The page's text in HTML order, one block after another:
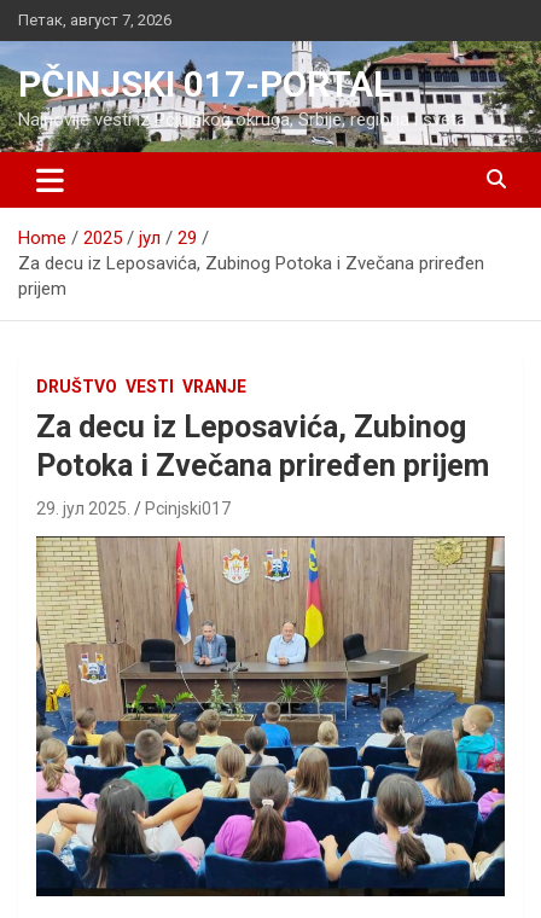
Skip
to
content
Петак, август 7, 2026
PČINJSKI 017-PORTAL
Najnovije vesti iz Pčinjskog okruga, Srbije, regiona i sveta
Home 2025 јул
29
Za decu iz Leposavića, Zubinog Potoka i Zvečana priređen
prijem
DRUŠTVO VESTI VRANJE
Za decu iz Leposavića, Zubinog
Potoka i Zvečana priređen prijem
29. јул 2025. Pcinjski017